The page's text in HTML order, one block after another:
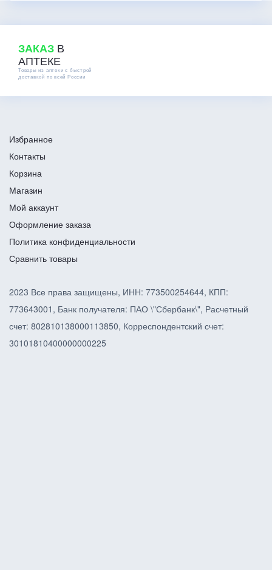
ЗАКАЗ В
АПТЕКЕ
Товары из аптеки с быстрой
доставкой по всей России
Избранное
Контакты
Корзина
Магазин
Мой аккаунт
Оформление заказа
Политика конфиденциальности
Сравнить товары
2023 Все права защищены, ИНН: 773500254644, КПП:
773643001, Банк получателя: ПАО \"Сбербанк\", Расчетный
счет: 802810138000113850, Корреспондентский счет:
30101810400000000225